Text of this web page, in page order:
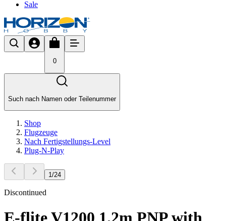
Sale
0
Such nach Namen oder Teilenummer
Shop
Flugzeuge
Nach Fertigstellungs-Level
Plug-N-Play
1/24
Discontinued
E-flite V1200 1.2m PNP with